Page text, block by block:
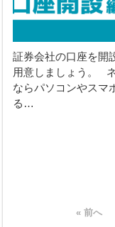
証券会社の口座を開
用意しましょう。
ならパソコンやスマ
る…
« 前へ